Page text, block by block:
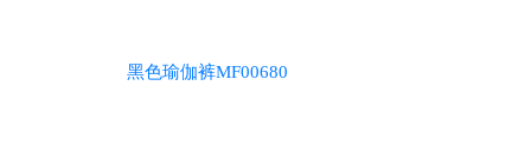
黑色瑜伽裤MF00680